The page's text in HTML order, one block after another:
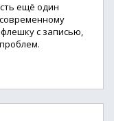
ещё один
с записью,